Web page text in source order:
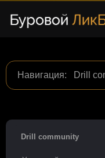
Навигация: Drill
Drill community